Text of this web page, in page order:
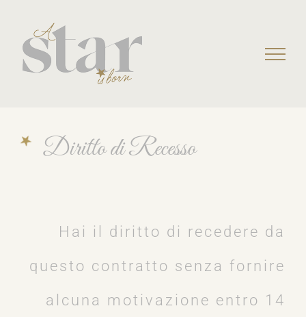
Diritto di Recesso
Hai il diritto di recedere da
questo contratto senza fornire
alcuna motivazione entro 14